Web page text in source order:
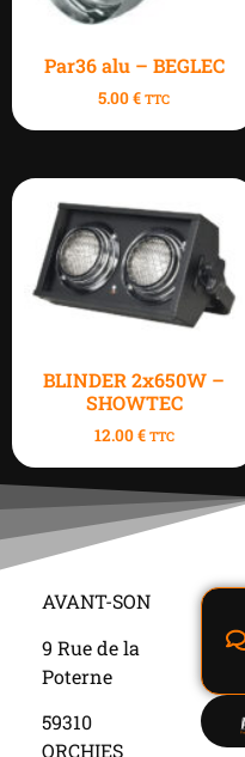
Par36 alu – BEGLEC
5.00€ TTC
BLINDER 2x650W –
SHOWTEC
12.00€ TTC
AVANT-SON
9 Rue de la
Poterne
59310
ORCHIES